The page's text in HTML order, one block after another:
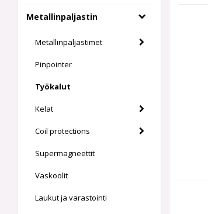
Metallinpaljastin
Metallinpaljastimet
Pinpointer
Työkalut
Kelat
Coil protections
Supermagneettit
Vaskoolit
Laukut ja varastointi